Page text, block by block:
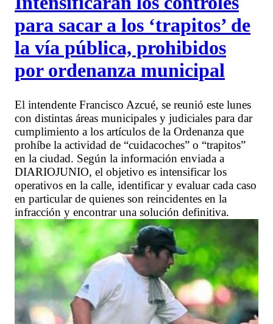
para sacar a los ‘trapitos’ de
la vía pública, prohibidos
por ordenanza municipal
El intendente Francisco Azcué, se reunió este lunes
con distintas áreas municipales y judiciales para dar
cumplimiento a los artículos de la Ordenanza que
prohíbe la actividad de “cuidacoches” o “trapitos”
en la ciudad. Según la información enviada a
DIARIOJUNIO, el objetivo es intensificar los
operativos en la calle, identificar y evaluar cada caso
en particular de quienes son reincidentes en la
infracción y encontrar una solución definitiva.